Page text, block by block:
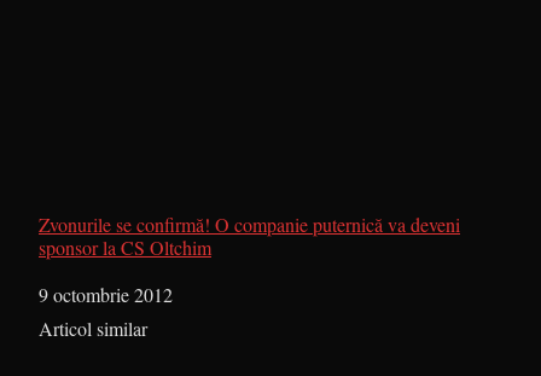
Zvonurile se confirmă! O companie puternică va deveni
sponsor la CS Oltchim
Dată
9 octombrie 2012
În legătură cu
Articol similar